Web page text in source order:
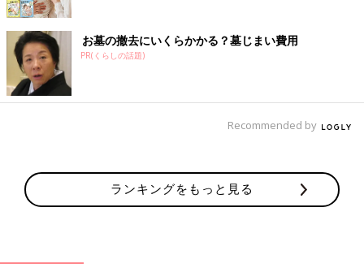
があったようで、帰宅すると2人で「ママ、僕たちのこと育てる
の大変だった？」と聞くんです。私は「大変だったけど、それよ
り2人のことを平等に育ててあげられたかな？って、ママずっと
悩んでたんだ･･･」と言うと、子どもたちは「十分だよ！」と笑
顔で言うんです。子どもたちの言葉に救われました。これまで頑
張って育ててきてよかったと心から思いました。
多胎家庭だと、私と同じような悩みを抱えているママ・パパが少
とき「平等とは均等なことではなく、それぞれの子どもの心を満
たしてあげることですよ」と伝えています。
お墓の撤去にいくらかかる？墓じまい費用
PR(くらしの話題)
Recommended by
ランキングをもっと見る